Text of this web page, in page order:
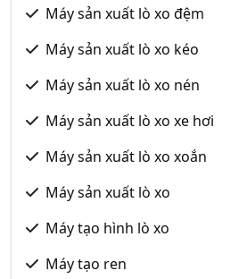
Máy sản xuất lò xo đệm
Máy sản xuất lò xo kéo
Máy sản xuất lò xo nén
Máy sản xuất lò xo xe hơi
Máy sản xuất lò xo xoắn
Máy sản xuất lò xo
Máy tạo hình lò xo
Máy tạo ren